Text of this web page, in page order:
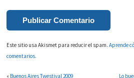
Este sitio usa Akismet para reducir el spam.Aprende
comentarios.
« Buenos Aires Twestival 2009 Lo